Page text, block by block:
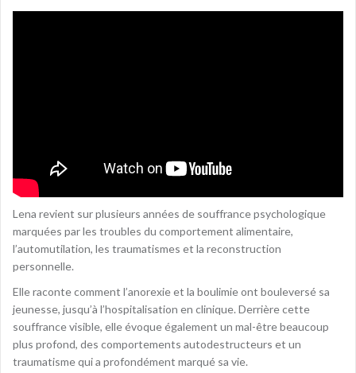
Lena revient sur plusieurs années de souffrance psychologique
marquées par les troubles du comportement alimentaire,
l’automutilation, les traumatismes et la reconstruction
personnelle.
Elle raconte comment l’anorexie et la boulimie ont bouleversé sa
jeunesse, jusqu’à l’hospitalisation en clinique. Derrière cette
souffrance visible, elle évoque également un mal-être beaucoup
plus profond, des comportements autodestructeurs et un
traumatisme qui a profondément marqué sa vie.